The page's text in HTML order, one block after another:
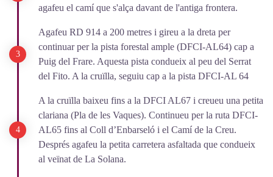
agafeu el camí que s'alça davant de l'antiga frontera.
Agafeu RD 914 a 200 metres i gireu a la dreta per
continuar per la pista forestal ample (DFCI-AL64) cap a
Puig del Frare. Aquesta pista condueix al peu del Serrat
del Fito. A la cruïlla, seguiu cap a la pista DFCI-AL 64
A la cruïlla baixeu fins a la DFCI AL67 i creueu una petita
clariana (Pla de les Vaques). Continueu per la ruta DFCI-
AL65 fins al Coll d’Enbarseló i el Camí de la Creu.
Després agafeu la petita carretera asfaltada que condueix
al veïnat de La Solana.